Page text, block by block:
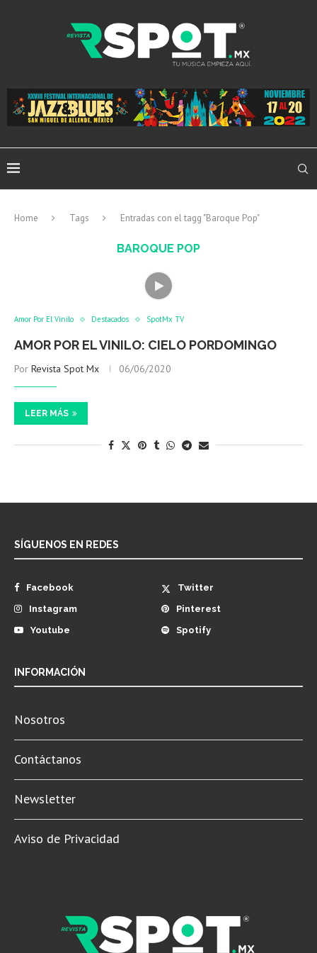
Home Tags Entradas con el tagg "Baroque Pop"
BAROQUE POP
Amor Por El Vinilo Destacados SpotMx TV
AMOR POR EL VINILO: CIELO PORDOMINGO
Por Revista Spot Mx 06/06/2020
LEER MÁS
SÍGUENOS EN REDES
Facebook
Twitter
Instagram
Pinterest
Youtube
Spotify
INFORMACIÓN
Nosotros
Contáctanos
Newsletter
Aviso de Privacidad